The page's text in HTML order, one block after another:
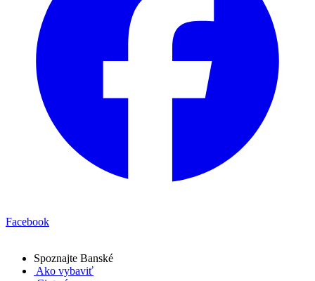
Facebook
Spoznajte Banské
Ako vybaviť